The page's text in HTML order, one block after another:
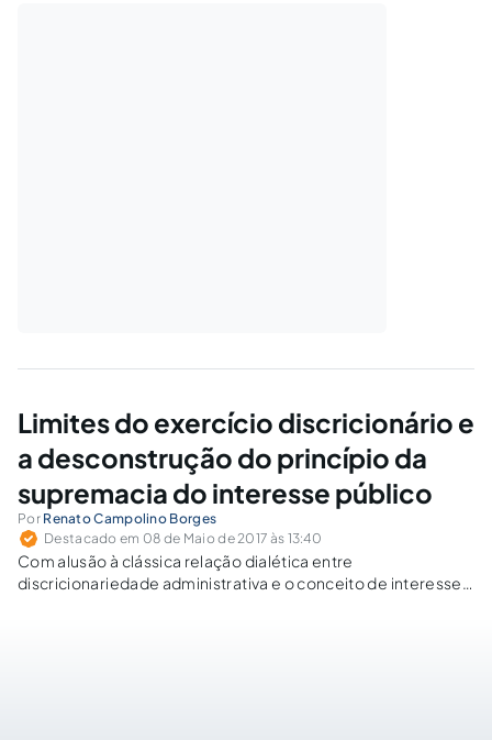
Limites do exercício discricionário e
a desconstrução do princípio da
supremacia do interesse público
Por Renato Campolino Borges
Destacado em 08 de Maio de 2017 às 13:40
Com alusão à clássica relação dialética entre
discricionariedade administrativa e o conceito de interesse